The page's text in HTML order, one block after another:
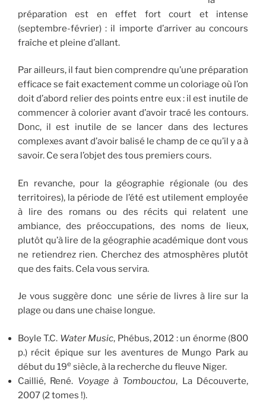
préparation est en effet fort court et intense
(septembre-février) : il importe d’arriver au concours
fraîche et pleine d’allant.
Par ailleurs, il faut bien comprendre qu’une préparation
efficace se fait exactement comme un coloriage où l’on
doit d’abord relier des points entre eux : il est inutile de
commencer à colorier avant d’avoir tracé les contours.
Donc, il est inutile de se lancer dans des lectures
complexes avant d’avoir balisé le champ de ce qu’il y a à
savoir. Ce sera l’objet des tous premiers cours.
En revanche, pour la géographie régionale (ou des
territoires), la période de l’été est utilement employée
à lire des romans ou des récits qui relatent une
ambiance, des préoccupations, des noms de lieux,
plutôt qu’à lire de la géographie académique dont vous
ne retiendrez rien. Cherchez des atmosphères plutôt
que des faits. Cela vous servira.
Je vous suggère donc une série de livres à lire sur la
plage ou dans une chaise longue.
Boyle T.C. Water Music, Phébus, 2012 : un énorme (800
p.) récit épique sur les aventures de Mungo Park au
début du 19e siècle, à la recherche du fleuve Niger.
Caillié, René. Voyage à Tombouctou, La Découverte,
2007 (2 tomes !).